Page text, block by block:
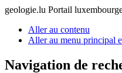
geologie.lu Portail
Aller au contenu
Aller au menu principal
Navigation de